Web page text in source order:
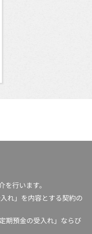
行います。
れ」を内容とする契約の
期預金の受入れ」ならび